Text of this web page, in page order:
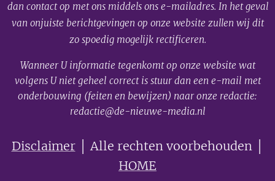
dan contact op met ons middels ons e-mailadres. In het geval
van onjuiste berichtgevingen op onze website zullen wij dit
zo spoedig mogelijk rectificeren.
Wanneer U informatie tegenkomt op onze website wat
volgens U niet geheel correct is stuur dan een e-mail met
onderbouwing (feiten en bewijzen) naar onze redactie:
redactie@de-nieuwe-media.nl
Disclaimer│ Alle rechten voorbehouden │
HOME